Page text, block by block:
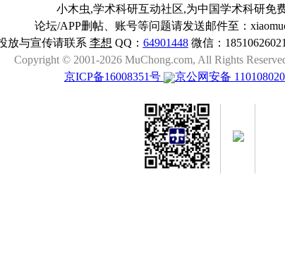
小木虫,学术科研互动社区,为中国学术科研免
论坛/APP删帖、账号等问题请发送邮件至：
放与宣传请联系 李想 QQ： 64901448微信：
Copyright © 2001-2026 MuChong.com, All Rights
京ICP备16008351号
京公网安备